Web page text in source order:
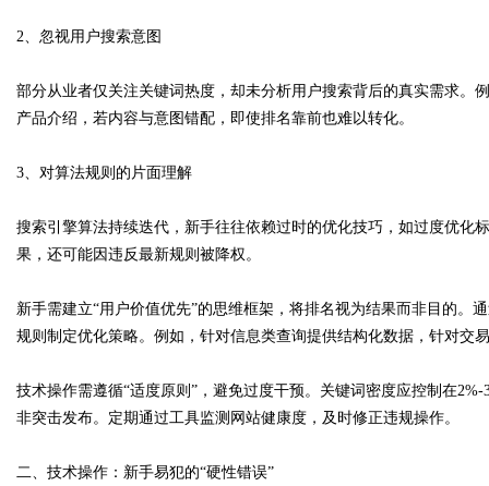
2、忽视用户搜索意图
部分从业者仅关注关键词热度，却未分析用户搜索背后的真实需求。
产品介绍，若内容与意图错配，即使排名靠前也难以转化。
3、对算法规则的片面理解
搜索引擎算法持续迭代，新手往往依赖过时的优化技巧，如过度优化
果，还可能因违反最新规则被降权。
新手需建立“用户价值优先”的思维框架，将排名视为结果而非目的。
规则制定优化策略。例如，针对信息类查询提供结构化数据，针对交
技术操作需遵循“适度原则”，避免过度干预。关键词密度应控制在
非突击发布。定期通过工具监测网站健康度，及时修正违规操作。
二、技术操作：新手易犯的“硬性错误”